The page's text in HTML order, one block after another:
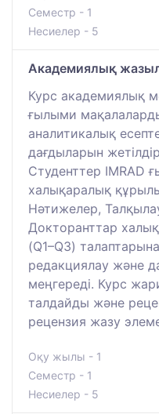
Семестр - 1
Несиелер - 5
Академиялық
Курс академиялық
ғылыми
аналитикалық
дағдыларын
Студенттер
халықаралық
Нәтижелер,
Докторанттар
(Q1–Q3)
редакциялау және
меңгереді. Курс
талдайды және
рецензия жазу
Оқу жылы - 1
Семестр - 1
Несиелер - 5